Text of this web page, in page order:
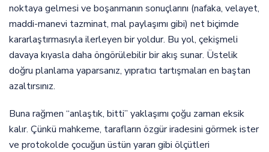
noktaya gelmesi ve boşanmanın sonuçlarını (nafaka, velayet,
maddi-manevi tazminat, mal paylaşımı gibi) net biçimde
kararlaştırmasıyla ilerleyen bir yoldur. Bu yol, çekişmeli
davaya kıyasla daha öngörülebilir bir akış sunar. Üstelik
doğru planlama yaparsanız, yıpratıcı tartışmaları en baştan
azaltırsınız.
Buna rağmen “anlaştık, bitti” yaklaşımı çoğu zaman eksik
kalır. Çünkü mahkeme, tarafların özgür iradesini görmek ister
ve protokolde çocuğun üstün yararı gibi ölçütleri